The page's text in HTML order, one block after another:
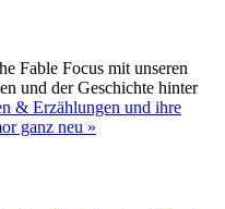
Fable Focus mit unseren
und der Geschichte hinter
& Erzählungen und ihre
ganz neu »